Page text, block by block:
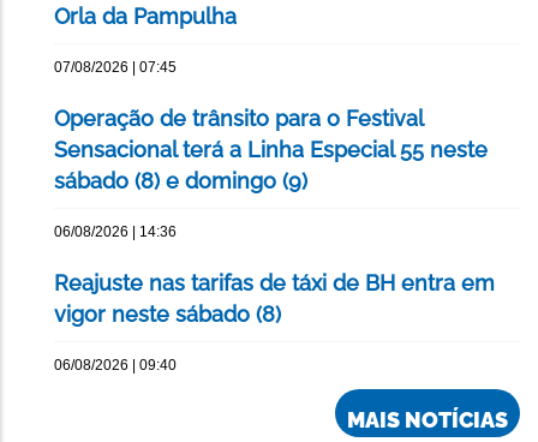
Orla da Pampulha
07/08/2026 | 07:45
Operação de trânsito para o Festival
Sensacional terá a Linha Especial 55 neste
sábado (8) e domingo (9)
06/08/2026 | 14:36
Reajuste nas tarifas de táxi de BH entra em
vigor neste sábado (8)
06/08/2026 | 09:40
MAIS NOTÍCIAS